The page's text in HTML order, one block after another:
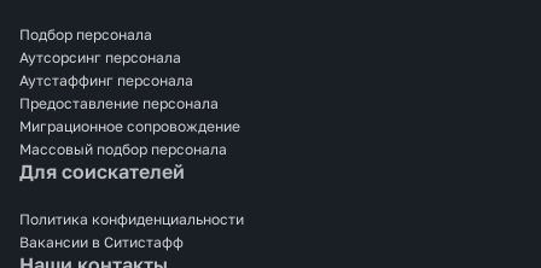
Подбор персонала
Аутсорсинг персонала
Аутстаффинг персонала
Предоставление персонала
Миграционное сопровождение
Массовый подбор персонала
Для соискателей
Политика конфиденциальности
Вакансии в Ситистафф